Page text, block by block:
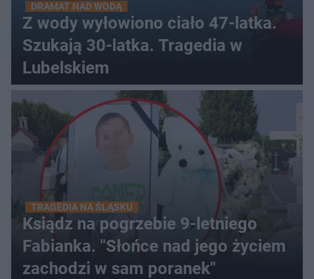
DRAMAT NAD WODĄ
Z wody wyłowiono ciało 47-latka.
Szukają 30-latka. Tragedia w
Lubelskiem
TRAGEDIA NA ŚLĄSKU
Ksiądz na pogrzebie 9-letniego
Fabianka. "Słońce nad jego życiem
zachodzi w sam poranek"